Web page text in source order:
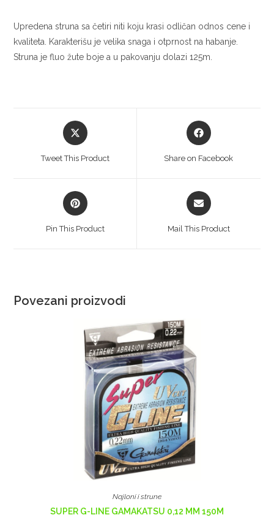
Upredena struna sa četiri niti koju krasi odličan odnos cene i
kvaliteta. Karakterišu je velika snaga i otprnost na habanje.
Struna je fluo žute boje a u pakovanju dolazi 125m.
Tweet This Product Share on Facebook
Pin This Product Mail This Product
Povezani proizvodi
Najloni i strune
SUPER G-LINE GAMAKATSU 0,12 MM 150M